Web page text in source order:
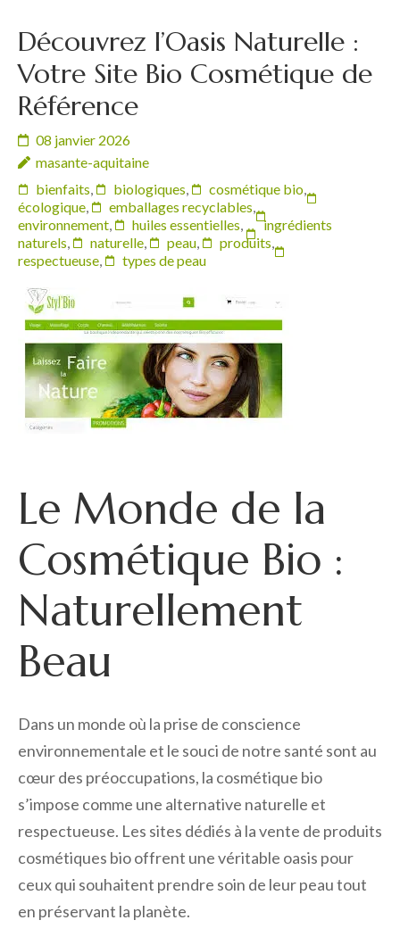
Découvrez l’Oasis Naturelle :
Votre Site Bio Cosmétique de
Référence
08 janvier 2026
masante-aquitaine
bienfaits, biologiques, cosmétique bio,
écologique, emballages recyclables,
environnement, huiles essentielles,
ingrédients
naturels, naturelle, peau, produits,
respectueuse, types de peau
Le Monde de la
Cosmétique Bio :
Naturellement
Beau
Dans un monde où la prise de conscience
environnementale et le souci de notre santé sont au
cœur des préoccupations, la cosmétique bio
s’impose comme une alternative naturelle et
respectueuse. Les sites dédiés à la vente de produits
cosmétiques bio offrent une véritable oasis pour
ceux qui souhaitent prendre soin de leur peau tout
en préservant la planète.